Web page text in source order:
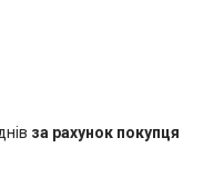
за рахунок покупця